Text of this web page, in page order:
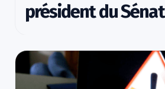
président du Sénat